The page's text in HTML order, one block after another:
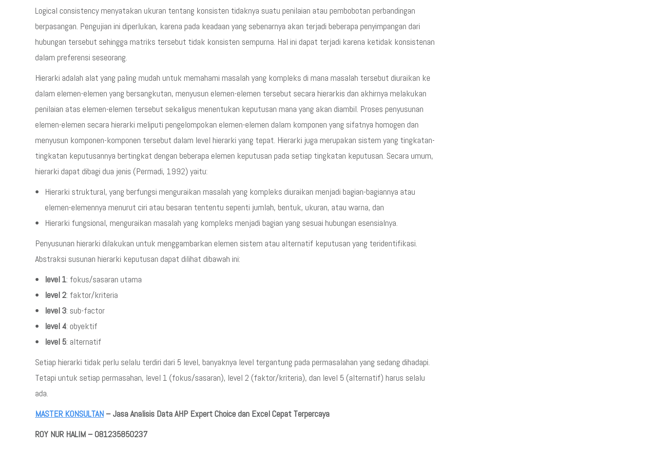
Logical consistency menyatakan ukuran tentang konsisten tidaknya suatu penilaian atau pembobotan perbandingan
berpasangan. Pengujian ini diperlukan, karena pada keadaan yang sebenarnya akan terjadi beberapa penyimpangan dari
hubungan tersebut sehingga matriks tersebut tidak konsisten sempurna. Hal ini dapat terjadi karena ketidak konsistenan
dalam preferensi seseorang.
Hierarki adalah alat yang paling mudah untuk memahami masalah yang kompleks di mana masalah tersebut diuraikan ke
dalam elemen-elemen yang bersangkutan, menyusun elemen-elemen tersebut secara hierarkis dan akhirnya melakukan
penilaian atas elemen-elemen tersebut sekaligus menentukan keputusan mana yang akan diambil. Proses penyusunan
elemen-elemen secara hierarki meliputi pengelompokan elemen-elemen dalam komponen yang sifatnya homogen dan
menyusun komponen-komponen tersebut dalam level hierarki yang tepat. Hierarki juga merupakan sistem yang tingkatan-
tingkatan keputusannya bertingkat dengan beberapa elemen keputusan pada setiap tingkatan keputusan. Secara umum,
hierarki dapat dibagi dua jenis (Permadi, 1992) yaitu:
Hierarki struktural, yang berfungsi menguraikan masalah yang kompleks diuraikan menjadi bagian-bagiannya atau
elemen-elemennya menurut ciri atau besaran tententu sepenti jumlah, bentuk, ukuran, atau warna, dan
Hierarki fungsional, menguraikan masalah yang kompleks menjadi bagian yang sesuai hubungan esensialnya.
Penyusunan hierarki dilakukan untuk menggambarkan elemen sistem atau alternatif keputusan yang teridentifikasi.
Abstraksi susunan hierarki keputusan dapat dilihat dibawah ini:
level 1: fokus/sasaran utama
level 2: faktor/kriteria
level 3: sub-factor
level 4: obyektif
level 5: alternatif
Setiap hierarki tidak perlu selalu terdiri dari 5 level, banyaknya level tergantung pada permasalahan yang sedang dihadapi.
Tetapi untuk setiap permasahan, level 1 (fokus/sasaran), level 2 (faktor/kriteria), dan level 5 (alternatif) harus selalu
ada.
MASTER KONSULTAN – Jasa Analisis Data AHP Expert Choice dan Excel Cepat Terpercaya
ROY NUR HALIM – 081235850237